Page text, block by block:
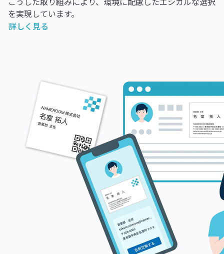
こうした取り組みにより、環境に配慮したエシカルな選択
を実現しています。
詳しく見る